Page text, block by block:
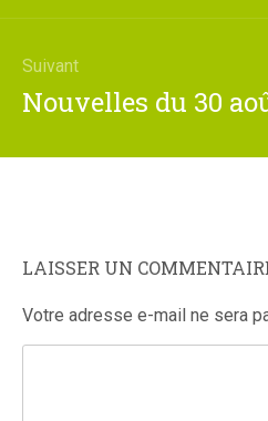
Suivant
Article
Nouvelles du 30
LAISSER UN
Votre adresse e-mail ne sera